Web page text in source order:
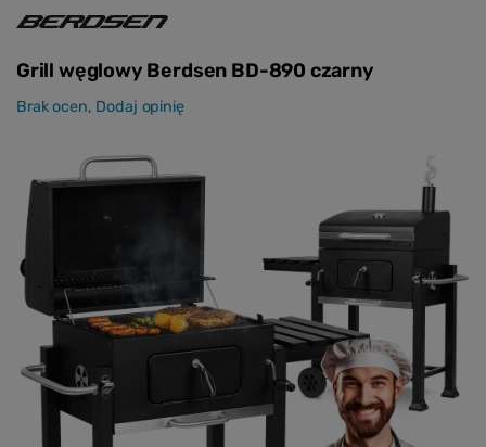
Grill węglowy Berdsen BD-890 czarny
Brak ocen, Dodaj opinię